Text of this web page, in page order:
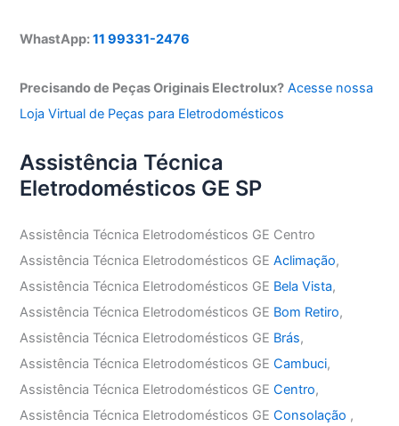
WhastApp:11 99331-2476
Precisando de Peças Originais Electrolux? Acesse nossa
Loja Virtual de Peças para Eletrodomésticos
Assistência Técnica
Eletrodomésticos GE SP
Assistência Técnica Eletrodomésticos GE Centro
Assistência Técnica Eletrodomésticos GEAclimação,
Assistência Técnica Eletrodomésticos GE Bela Vista,
Assistência Técnica Eletrodomésticos GE Bom Retiro,
Assistência Técnica Eletrodomésticos GE Brás,
Assistência Técnica Eletrodomésticos GECambuci,
Assistência Técnica Eletrodomésticos GECentro,
Assistência Técnica Eletrodomésticos GEConsolação ,